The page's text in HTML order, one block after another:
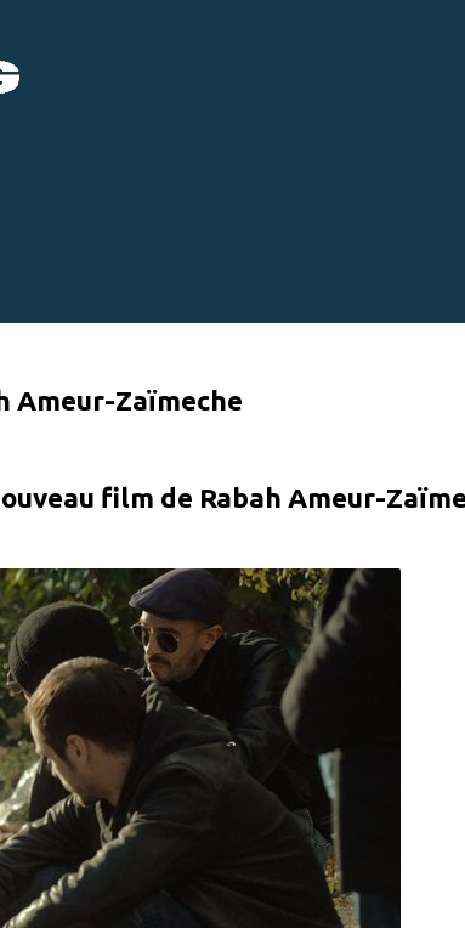
Ameur-Zaïmeche
film de Rabah Ameur-